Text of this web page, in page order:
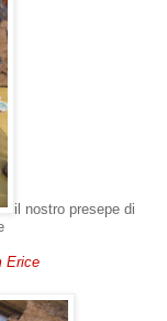
il nostro presepe di
Erice